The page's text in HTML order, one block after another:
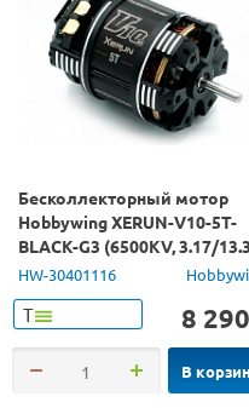
Бесколлекторный мотор
Hobbywing XERUN-V10-5T-
BLACK-G3 (6500KV, 3.17/
1/10)
HW-30401116
Т 8 290
В